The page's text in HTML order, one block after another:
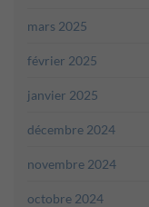
mars 2025
février 2025
janvier 2025
décembre 2024
novembre 2024
octobre 2024